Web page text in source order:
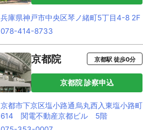
兵庫県神戸市中央区琴ノ緒町5丁目4-8 2F
078-414-8733
京都院 京都駅 徒歩0分
京都院 診察申込
京都市下京区塩小路通烏丸西入東塩小路町
614 関電不動産京都ビル 5階